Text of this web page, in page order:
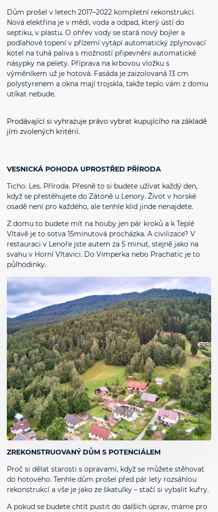
Dům prošel v letech 2017–2022 kompletní rekonstrukcí.
Nová elektřina je v mědi, voda a odpad, který ústí do
septiku, v plastu. O ohřev vody se stará nový bojler a
podlahové topení v přízemí vytápí automatický zplynovací
kotel na tuhá paliva s možností připevnění automatické
násypky na pelety. Příprava na krbovou vložku s
výměníkem už je hotová. Fasáda je zaizolovaná 13 cm
polystyrenem a okna mají trojskla, takže teplo vám z domu
utíkat nebude.
Prodávající si vyhrazuje právo vybrat kupujícího na základě
jím zvolených kritérií.
VESNICKÁ POHODA UPROSTŘED PŘÍRODA
Ticho. Les. Příroda. Přesně to si budete užívat každý den,
když se přestěhujete do Zátoně u Lenory. Život v horské
osadě není pro každého, ale tenhle klid jinde nenajdete.
Z domu to budete mít na houby jen pár kroků a k Teplé
Vltavě je to sotva 15minutová procházka. A civilizace? V
restauraci v Lenoře jste autem za 5 minut, stejně jako na
svahu v Horní Vltavici. Do Vimperka nebo Prachatic je to
půlhodinky.
ZREKONSTRUOVANÝ DŮM S POTENCIÁLEM
Proč si dělat starosti s opravami, když se můžete stěhovat
do hotového. Tenhle dům prošel před pár lety rozsáhlou
rekonstrukcí a vše je jako ze škatulky – stačí si vybalit kufry.
A pokud se budete chtít pustit do dalších úprav, máme pro